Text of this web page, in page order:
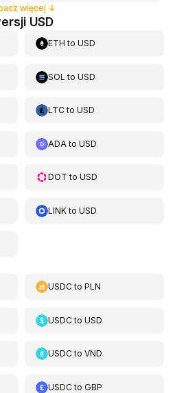
więcej ↓
USD
ETH toUSD
SOL toUSD
LTCtoUSD
ADA toUSD
DOT toUSD
LINKtoUSD
USDCtoPLN
USDCtoUSD
USDCtoVND
USDCtoGBP